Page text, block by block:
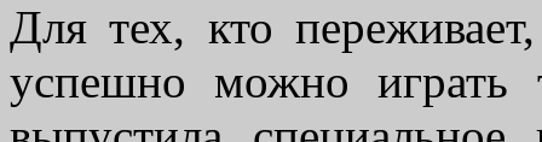
Для тех, кто
успешно можно играть